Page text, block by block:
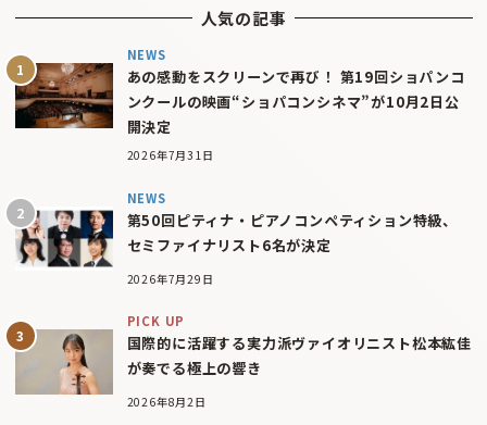
人気の記事
NEWS
あの感動をスクリーンで再び！ 第19回ショパンコ
ンクールの映画“ショパコンシネマ”が10月2日公
開決定
2026年7月31日
NEWS
第50回ピティナ・ピアノコンペティション特級、
セミファイナリスト6名が決定
2026年7月29日
PICK UP
国際的に活躍する実力派ヴァイオリニスト松本紘佳
が奏でる極上の響き
2026年8月2日